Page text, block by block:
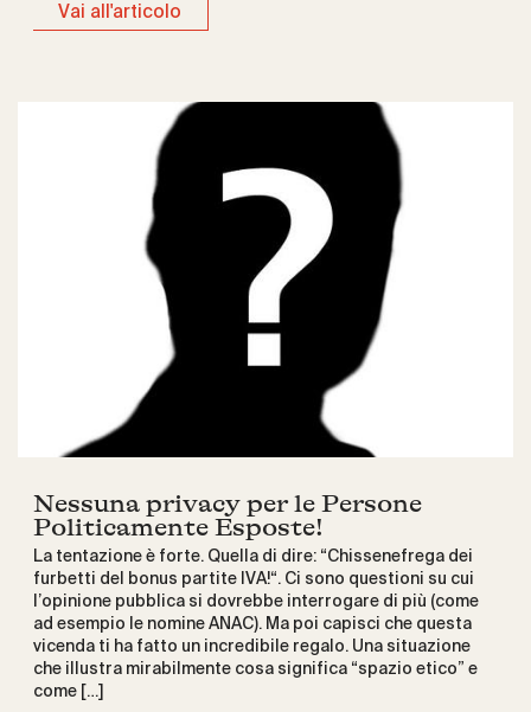
Vai all'articolo
Nessuna privacy per le Persone
Politicamente Esposte!
La tentazione è forte. Quella di dire: “Chissenefrega dei
furbetti del bonus partite IVA!“. Ci sono questioni su cui
l’opinione pubblica si dovrebbe interrogare di più (come
ad esempio le nomine ANAC). Ma poi capisci che questa
vicenda ti ha fatto un incredibile regalo. Una situazione
che illustra mirabilmente cosa significa “spazio etico” e
come […]